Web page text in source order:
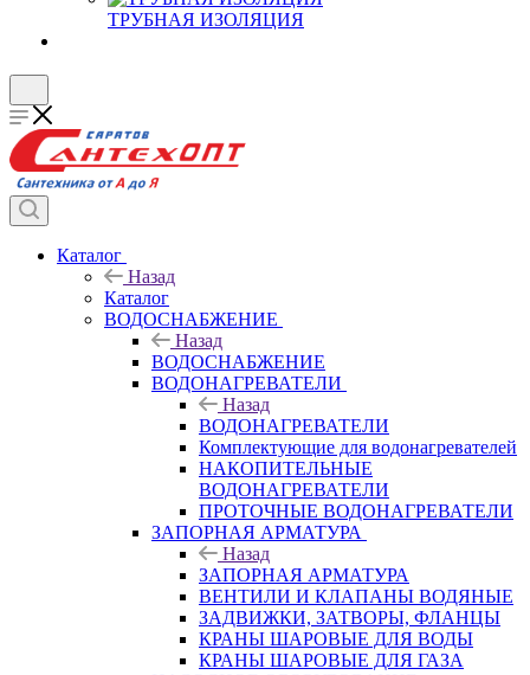
ТРУБНАЯ ИЗОЛЯЦИЯ
Каталог
Назад
Каталог
ВОДОСНАБЖЕНИЕ
Назад
ВОДОСНАБЖЕНИЕ
ВОДОНАГРЕВАТЕЛИ
Назад
ВОДОНАГРЕВАТЕЛИ
Комплектующие для водонагревателей
НАКОПИТЕЛЬНЫЕ
ВОДОНАГРЕВАТЕЛИ
ПРОТОЧНЫЕ ВОДОНАГРЕВАТЕЛИ
ЗАПОРНАЯ АРМАТУРА
Назад
ЗАПОРНАЯ АРМАТУРА
ВЕНТИЛИ И КЛАПАНЫ ВОДЯНЫЕ
ЗАДВИЖКИ, ЗАТВОРЫ, ФЛАНЦЫ
КРАНЫ ШАРОВЫЕ ДЛЯ ВОДЫ
КРАНЫ ШАРОВЫЕ ДЛЯ ГАЗА